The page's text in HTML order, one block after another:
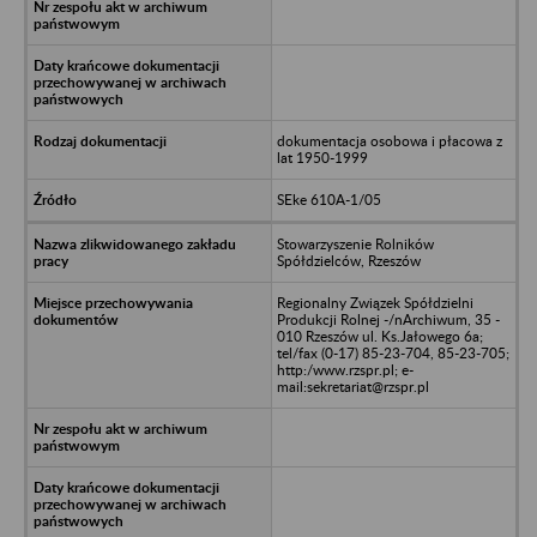
dokumentacja osobowa i płacowa z
lat 1950-1999
SEke 610A-1/05
Stowarzyszenie Rolników
Spółdzielców, Rzeszów
Regionalny Związek Spółdzielni
Produkcji Rolnej -/nArchiwum, 35 -
010 Rzeszów ul. Ks.Jałowego 6a;
tel/fax (0-17) 85-23-704, 85-23-705;
http:/www.rzspr.pl; e-
mail:sekretariat@rzspr.pl